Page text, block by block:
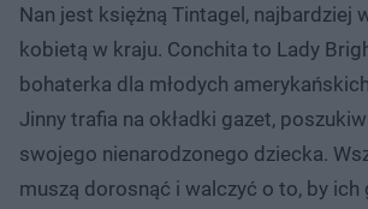
Nan jest księżną Tintagel, najbardziej
kobietą w kraju. Conchita to Lady
bohaterka dla młodych
Jinny trafia na okładki gazet,
swojego nienarodzonego dziecka.
muszą dorosnąć i walczyć o to, by ich